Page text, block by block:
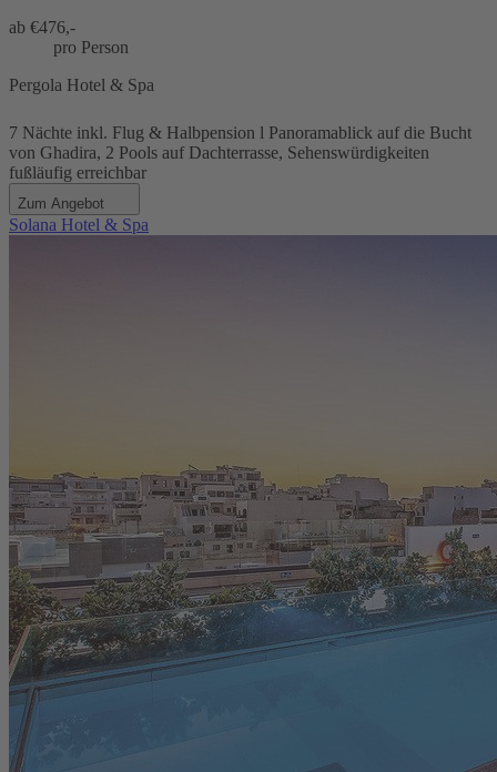
ab €476,-
pro Person
Pergola Hotel & Spa
7 Nächte inkl. Flug & Halbpension l Panoramablick auf die Bucht
von Ghadira, 2 Pools auf Dachterrasse, Sehenswürdigkeiten
fußläufig erreichbar
Zum Angebot
Solana Hotel & Spa